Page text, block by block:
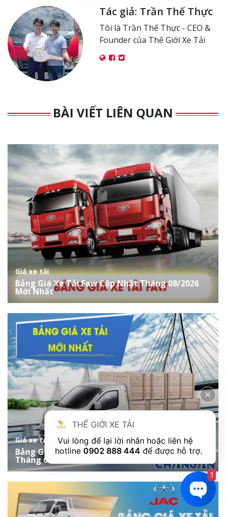
Tác giả: Trần Thế Thực
Tôi là Trần Thế Thực - CEO &
Founder của Thế Giới Xe Tải
BÀI VIẾT LIÊN QUAN
Giá xe tải
Bảng Giá Xe Tải Faw Cập Nhật Tháng 08/2026
Mới Nhất
Giá xe tải
Bảng Giá Xe Tải ChangAn Cập Nhật Mới Nhất
Tháng 08/2026
THẾ GIỚI XE TẢI
hotline 0902 888 444
1